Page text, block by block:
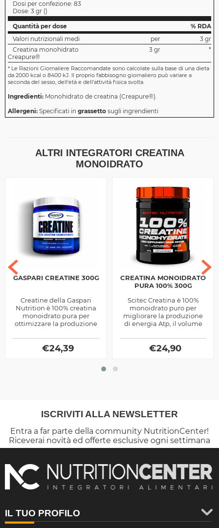
Dosi per confezione: 83
Dose: 3 gr ()
Quantità per dose
% RDA
Valori nutrizionali medi
per
3 gr
Creatina monohidrato
Creapure®
3 gr *
* Le Razioni Giornaliere Raccomandate sono calcolate sulla base di una dieta
da 2000 kcal o 8400 kJ. Il proprio fabbisogno giornaliero può variare a
seconda del sesso, dell'età e dell'attività fisica svolta.
Ingredienti: Monohidrato de creatina (Creapure®).
Allergeni: Specificati in grassetto sugli ingrendienti
ALTRI INTEGRATORI CREATINA
MONOIDRATO
GASPARI CREATINE 300G
Creatine della Gaspari
Nutrition è 100% creatina
monoidrato pura per
ottimizzare la produzione
dei muscoli, ottima come
ipertrofico
€24,39
CREATINA MONOIDRATO
PURA 100% 300G
Scitec Creatina è 100%
monoidrato puro per
migliorare la produzione
di energia Atp, il volume
metabolismo, ottima...
€24,90
ISCRIVITI ALLA NEWSLETTER
Entra a far parte della community NutritionCenter!
Riceverai novità ed offerte esclusive ogni settimana
IL TUO PROFILO